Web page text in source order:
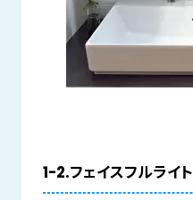
1-2.フェイスフルライト